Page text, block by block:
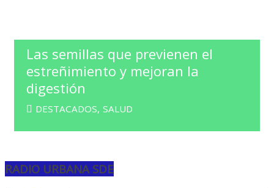
Las semillas que previenen el
estreñimiento y mejoran la
digestión
DESTACADOS, SALUD
RADIO URBANA SDE